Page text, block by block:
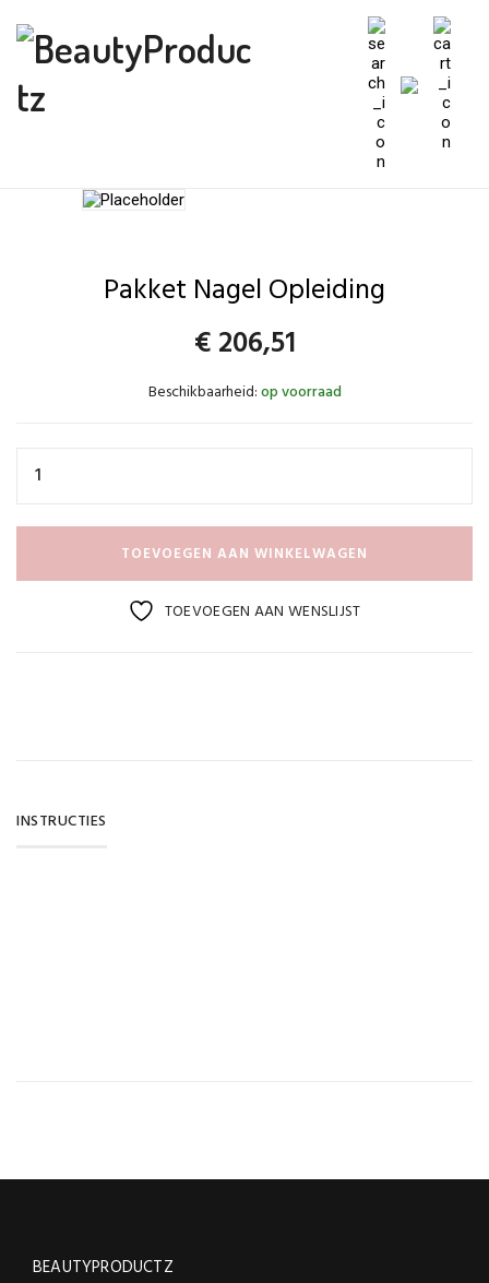
Pakket Nagel Opleiding
€206,51
Beschikbaarheid:op voorraad
TOEVOEGEN AAN WINKELWAGEN
TOEVOEGEN AAN WENSLIJST
INSTRUCTIES
BEAUTYPRODUCTZ